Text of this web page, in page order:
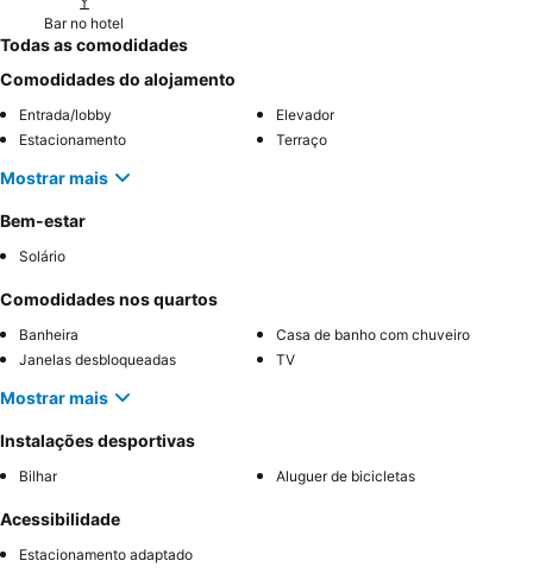
Bar no hotel
Todas as comodidades
Comodidades do alojamento
Entrada/lobby
Elevador
Estacionamento
Terraço
Mostrar mais
Bem-estar
Solário
Comodidades nos quartos
Banheira
Casa de banho com chuveiro
Janelas desbloqueadas
TV
Mostrar mais
Instalações desportivas
Bilhar Aluguer de bicicletas
Acessibilidade
Estacionamento adaptado